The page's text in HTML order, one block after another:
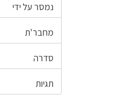
נמסר על ידי
מחבר'ת
סדרה
תגיות